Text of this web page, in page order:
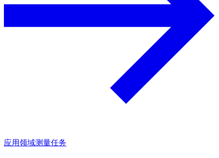
应用领域测量任务